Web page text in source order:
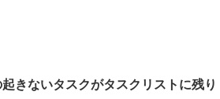
きないタスクがタスクリストに残り